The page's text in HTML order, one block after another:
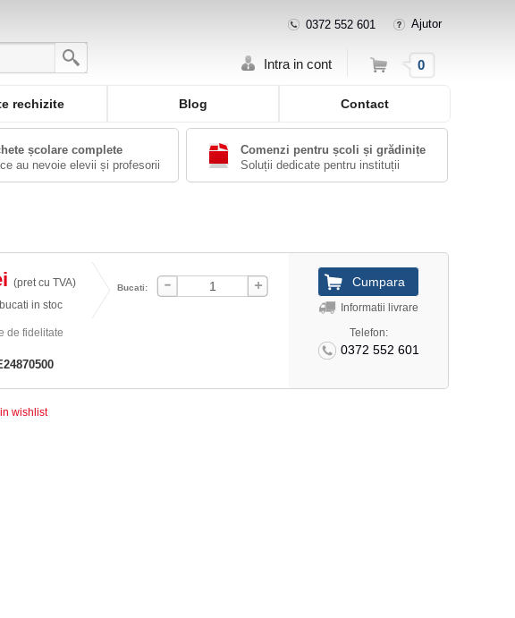
0372 552 601 Ajutor
Intra in cont Cos 0
rechizite Blog Contact
școlare complete
au nevoie elevii și profesorii
Comenzi pentru școli și grădinițe
Soluții dedicate pentru instituții
(pret cu TVA)
in stoc
de fidelitate
Bucati:
Informatii livrare
Telefon:
0372 552 601
wishlist